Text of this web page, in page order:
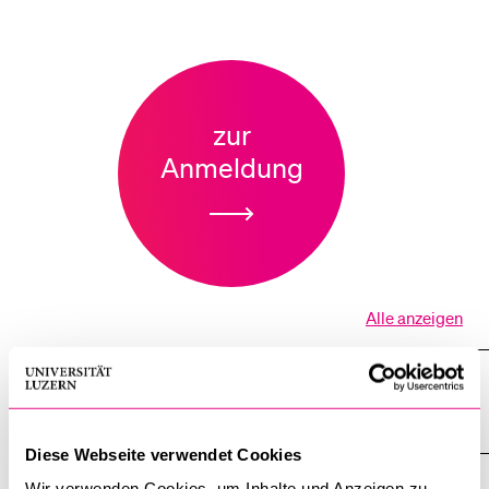
Diese Webseite verwendet Cookies
zur
Anmeldung
Alle anzeigen
Sektionen
des
öffnen
Details zur Fachtagung Religiöse
Erwachsenenbildung